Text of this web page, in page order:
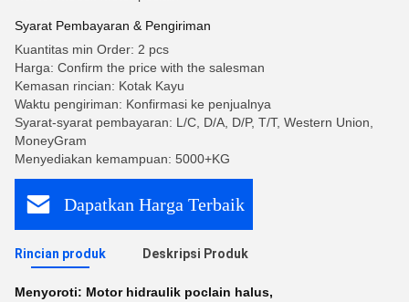
Syarat Pembayaran & Pengiriman
Kuantitas min Order: 2 pcs
Harga: Confirm the price with the salesman
Kemasan rincian: Kotak Kayu
Waktu pengiriman: Konfirmasi ke penjualnya
Syarat-syarat pembayaran: L/C, D/A, D/P, T/T, Western Union,
MoneyGram
Menyediakan kemampuan: 5000+KG
Dapatkan Harga Terbaik
Rincian produk Deskripsi Produk
Menyoroti: Motor hidraulik poclain halus,